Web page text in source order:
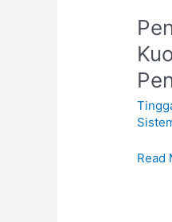
Daring
Paket
Data
Read